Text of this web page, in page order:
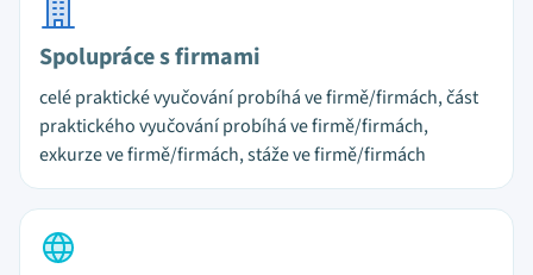
Spolupráce s firmami
celé praktické vyučování probíhá ve firmě/firmách, část
praktického vyučování probíhá ve firmě/firmách,
exkurze ve firmě/firmách, stáže ve firmě/firmách